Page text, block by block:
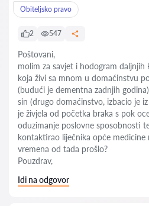
Obiteljsko pravo
2 547
Poštovani,
molim za savjet i hodogram daljnjih
koja živi sa mnom u domaćinstvu
(budući je dementna zadnjih
sin (drugo domaćinstvo, izbacio je
je živjela od početka braka s pok
oduzimanje poslovne sposobnosti
kontaktirao liječnika opće medicine
vremena od tada prošlo?
Pouzdrav,
Idi na odgovor